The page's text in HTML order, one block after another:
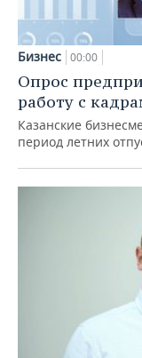
Бизнес 00:00
Опрос
работу с
Казанские
период летних